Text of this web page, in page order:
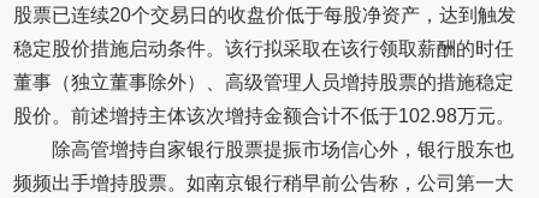
股票已连续20个交易日的收盘价低于每股净资产，达到触发
稳定股价措施启动条件。该行拟采取在该行领取薪酬的时任
董事（独立董事除外）、高级管理人员增持股票的措施稳定
股价。前述增持主体该次增持金额合计不低于102.98万元。
除高管增持自家银行股票提振市场信心外，银行股东也
频频出手增持股票。如南京银行稍早前公告称，公司第一大